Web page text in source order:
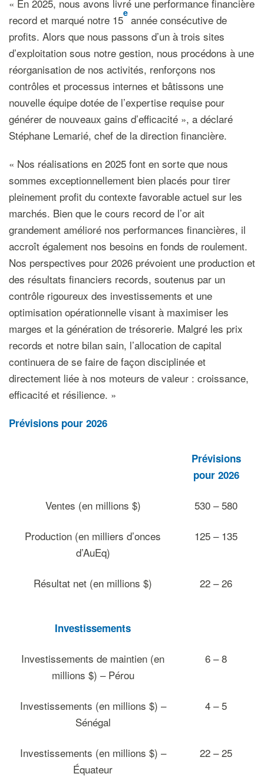
« En 2025, nous avons livré une performance financière
record et marqué notre 15e année consécutive de
profits. Alors que nous passons d’un à trois sites
d’exploitation sous notre gestion, nous procédons à une
réorganisation de nos activités, renforçons nos
contrôles et processus internes et bâtissons une
nouvelle équipe dotée de l’expertise requise pour
générer de nouveaux gains d’efficacité », a déclaré
Stéphane Lemarié, chef de la direction financière.
« Nos réalisations en 2025 font en sorte que nous
sommes exceptionnellement bien placés pour tirer
pleinement profit du contexte favorable actuel sur les
marchés. Bien que le cours record de l’or ait
grandement amélioré nos performances financières, il
accroît également nos besoins en fonds de roulement.
Nos perspectives pour 2026 prévoient une production et
des résultats financiers records, soutenus par un
contrôle rigoureux des investissements et une
optimisation opérationnelle visant à maximiser les
marges et la génération de trésorerie. Malgré les prix
records et notre bilan sain, l’allocation de capital
continuera de se faire de façon disciplinée et
directement liée à nos moteurs de valeur : croissance,
efficacité et résilience. »
Prévisions pour 2026
Prévisions
pour 2026
Ventes (en millions $) 530 – 580
Production (en milliers d’onces
d’AuEq)
125 – 135
Résultat net (en millions $) 22 – 26
Investissements
Investissements de maintien (en
millions $) – Pérou
6 – 8
Investissements (en millions $) –
Sénégal
4 – 5
Investissements (en millions $) –
Équateur
22 – 25